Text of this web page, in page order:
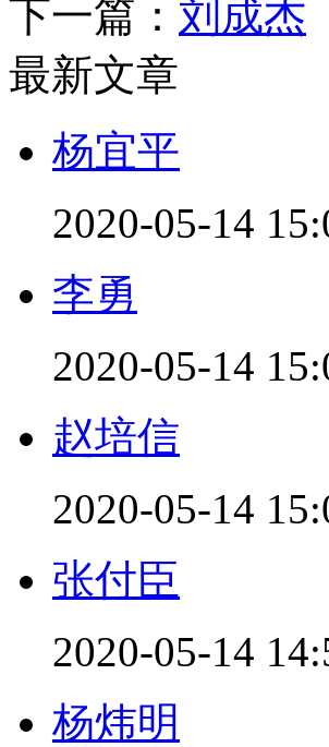
下一篇： 刘成杰
最新文章
杨宜平
2020-05-14
李勇
2020-05-14
赵培信
2020-05-14
张付臣
2020-05-14
杨炜明